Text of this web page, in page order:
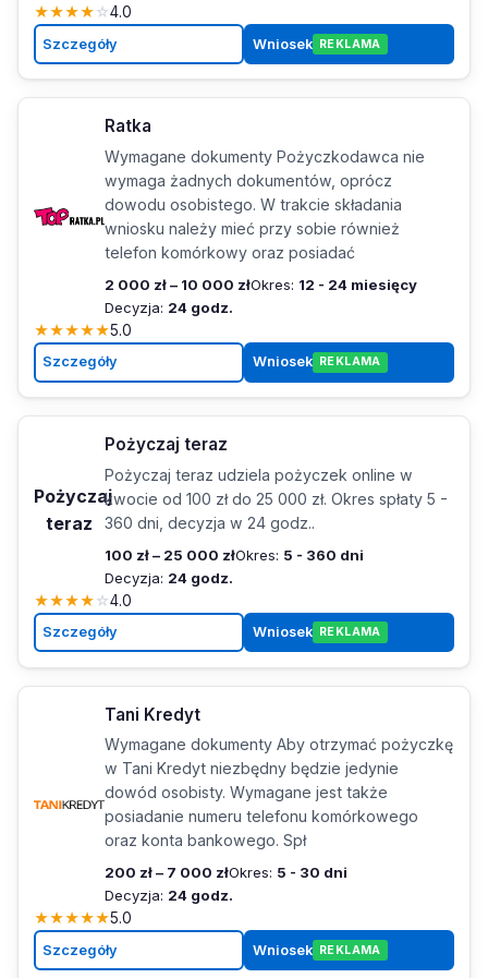
★★★★☆4.0
Szczegóły Wniosek REKLAMA
Ratka
Wymagane dokumenty Pożyczkodawca nie
wymaga żadnych dokumentów, oprócz
dowodu osobistego. W trakcie składania
wniosku należy mieć przy sobie również
telefon komórkowy oraz posiadać
2 000 zł – 10 000 złOkres: 12 - 24 miesięcy
Decyzja: 24 godz.
★★★★★5.0
Szczegóły Wniosek REKLAMA
Pożyczaj
teraz
Pożyczaj teraz
Pożyczaj teraz udziela pożyczek online w
kwocie od 100 zł do 25 000 zł. Okres spłaty 5 -
360 dni, decyzja w 24 godz..
100 zł – 25 000 złOkres: 5 - 360 dni
Decyzja: 24 godz.
★★★★☆4.0
Szczegóły Wniosek REKLAMA
Tani Kredyt
Wymagane dokumenty Aby otrzymać pożyczkę
w Tani Kredyt niezbędny będzie jedynie
dowód osobisty. Wymagane jest także
posiadanie numeru telefonu komórkowego
oraz konta bankowego. Spł
200 zł – 7 000 złOkres: 5 - 30 dni
Decyzja: 24 godz.
★★★★★5.0
Szczegóły Wniosek REKLAMA